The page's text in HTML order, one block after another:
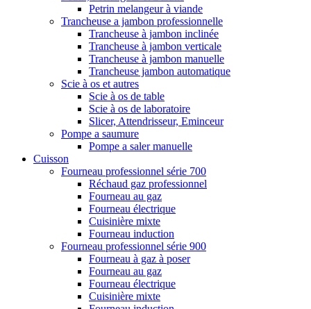
Petrin melangeur à viande
Trancheuse a jambon professionnelle
Trancheuse à jambon inclinée
Trancheuse à jambon verticale
Trancheuse à jambon manuelle
Trancheuse jambon automatique
Scie à os et autres
Scie à os de table
Scie à os de laboratoire
Slicer, Attendrisseur, Eminceur
Pompe a saumure
Pompe a saler manuelle
Cuisson
Fourneau professionnel série 700
Réchaud gaz professionnel
Fourneau au gaz
Fourneau électrique
Cuisinière mixte
Fourneau induction
Fourneau professionnel série 900
Fourneau à gaz à poser
Fourneau au gaz
Fourneau électrique
Cuisinière mixte